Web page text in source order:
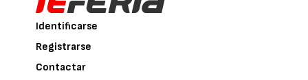
Identificarse
Registrarse
Contactar